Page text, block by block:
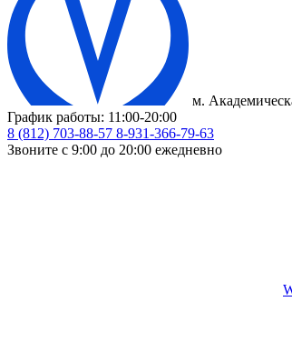
м.
График работы: 11:00-20:00
8 (812) 703-88-57 8-931-366-79-63
Звоните с 9:00 до 20:00 ежедневно